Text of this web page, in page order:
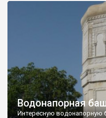
Водонапорная
Интересную водонапорную